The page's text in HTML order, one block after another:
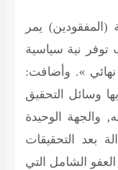
يمر
توفر نية سياسية
». وأضافت:
وسائل التحقيق
والجهة الوحيدة
بعد التحقيقات
الشامل التي